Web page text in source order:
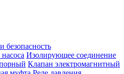
безопасность
Изолирующее соединение
Клапан электромагнитный